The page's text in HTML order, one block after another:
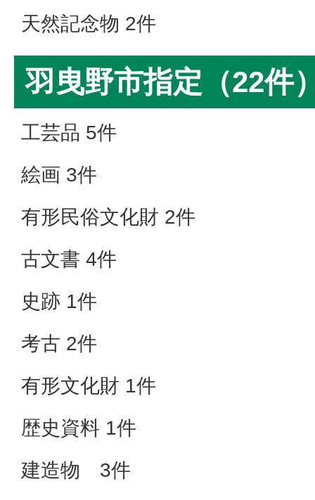
天然記念物 2件
羽曳野市指定（22件
工芸品 5件
絵画 3件
有形民俗文化財 2件
古文書 4件
史跡 1件
考古 2件
有形文化財 1件
歴史資料 1件
建造物 3件